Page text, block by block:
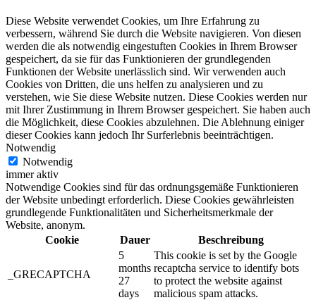
Diese Website verwendet Cookies, um Ihre Erfahrung zu
verbessern, während Sie durch die Website navigieren. Von diesen
werden die als notwendig eingestuften Cookies in Ihrem Browser
gespeichert, da sie für das Funktionieren der grundlegenden
Funktionen der Website unerlässlich sind. Wir verwenden auch
Cookies von Dritten, die uns helfen zu analysieren und zu
verstehen, wie Sie diese Website nutzen. Diese Cookies werden nur
mit Ihrer Zustimmung in Ihrem Browser gespeichert. Sie haben auch
die Möglichkeit, diese Cookies abzulehnen. Die Ablehnung einiger
dieser Cookies kann jedoch Ihr Surferlebnis beeinträchtigen.
Notwendig
Notwendig
immer aktiv
Notwendige Cookies sind für das ordnungsgemäße Funktionieren
der Website unbedingt erforderlich. Diese Cookies gewährleisten
grundlegende Funktionalitäten und Sicherheitsmerkmale der
Website, anonym.
Cookie
Dauer Beschreibung
_GRECAPTCHA
5
months
27
days
This cookie is set by the Google
recaptcha service to identify bots
to protect the website against
malicious spam attacks.